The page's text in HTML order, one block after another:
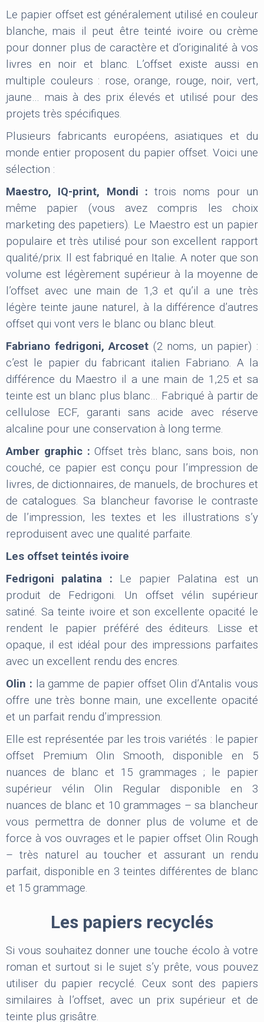
Le papier offset est généralement utilisé en couleur
blanche, mais il peut être teinté ivoire ou crème
pour donner plus de caractère et d’originalité à vos
livres en noir et blanc. L’offset existe aussi en
multiple couleurs : rose, orange, rouge, noir, vert,
jaune… mais à des prix élevés et utilisé pour des
projets très spécifiques.
Plusieurs fabricants européens, asiatiques et du
monde entier proposent du papier offset. Voici une
sélection :
Maestro, IQ-print, Mondi : trois noms pour un
même papier (vous avez compris les choix
marketing des papetiers). Le Maestro est un papier
populaire et très utilisé pour son excellent rapport
qualité/prix. Il est fabriqué en Italie. A noter que son
volume est légèrement supérieur à la moyenne de
l’offset avec une main de 1,3 et qu’il a une très
légère teinte jaune naturel, à la différence d’autres
offset qui vont vers le blanc ou blanc bleut.
Fabriano fedrigoni, Arcoset (2 noms, un papier) :
c’est le papier du fabricant italien Fabriano. A la
différence du Maestro il a une main de 1,25 et sa
teinte est un blanc plus blanc… Fabriqué à partir de
cellulose ECF, garanti sans acide avec réserve
alcaline pour une conservation à long terme.
Amber graphic : Offset très blanc, sans bois, non
couché, ce papier est conçu pour l’impression de
livres, de dictionnaires, de manuels, de brochures et
de catalogues. Sa blancheur favorise le contraste
de l’impression, les textes et les illustrations s’y
reproduisent avec une qualité parfaite.
Les offset teintés ivoire
Fedrigoni palatina : Le papier Palatina est un
produit de Fedrigoni. Un offset vélin supérieur
satiné. Sa teinte ivoire et son excellente opacité le
rendent le papier préféré des éditeurs. Lisse et
opaque, il est idéal pour des impressions parfaites
avec un excellent rendu des encres.
Olin : la gamme de papier offset Olin d’Antalis vous
offre une très bonne main, une excellente opacité
et un parfait rendu d’impression.
Elle est représentée par les trois variétés : le papier
offset Premium Olin Smooth, disponible en 5
nuances de blanc et 15 grammages ; le papier
supérieur vélin Olin Regular disponible en 3
nuances de blanc et 10 grammages – sa blancheur
vous permettra de donner plus de volume et de
force à vos ouvrages et le papier offset Olin Rough
– très naturel au toucher et assurant un rendu
parfait, disponible en 3 teintes différentes de blanc
et 15 grammage.
Les papiers recyclés
Si vous souhaitez donner une touche écolo à votre
roman et surtout si le sujet s’y prête, vous pouvez
utiliser du papier recyclé. Ceux sont des papiers
similaires à l’offset, avec un prix supérieur et de
teinte plus grisâtre.